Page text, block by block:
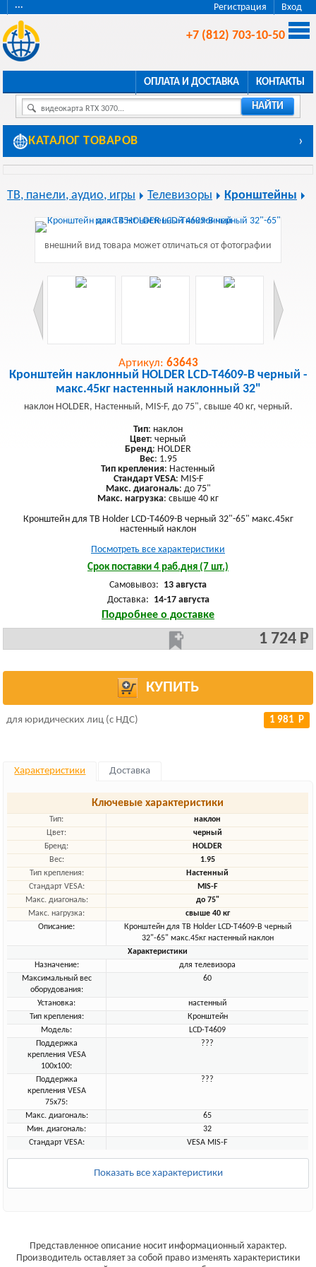
Регистрация Вход
···
+7 (812) 703-10-50
ОПЛАТА И ДОСТАВКА КОНТАКТЫ
видеокарта RTX 3070... НАЙТИ
КАТАЛОГ ТОВАРОВ ›
ТВ, панели, аудио, игры Телевизоры Кронштейны
внешний вид товара может отличаться от фотографии
Артикул: 63643
Кронштейн наклонный HOLDER LCD-T4609-B черный -
макс.45кг настенный наклонный 32"
наклон HOLDER, Настенный, MIS-F, до 75", свыше 40 кг, черный.
Тип: наклон
Цвет: черный
Бренд: HOLDER
Вес: 1.95
Тип крепления: Настенный
Стандарт VESA: MIS-F
Макс. диагональ: до 75"
Макс. нагрузка: свыше 40 кг
Кронштейн для ТВ Holder LCD-T4609-B черный 32"-65" макс.45кг
настенный наклон
Посмотреть все характеристики
Срок поставки 4 раб.дня (7 шт.)
Самовывоз: 13 августа
Доставка: 14-17 августа
Подробнее о доставке
1 724 Р
КУПИТЬ
для юридических лиц (с НДС) 1 981 Р
Характеристики Доставка
Ключевые характеристики
Тип:
наклон
Цвет:
черный
Бренд:
HOLDER
Вес:
1.95
Тип крепления:
Настенный
Стандарт VESA:
MIS-F
Макс. диагональ:
до 75"
Макс. нагрузка:
свыше 40 кг
Описание:
Кронштейн для ТВ Holder LCD-T4609-B черный
32"-65" макс.45кг настенный наклон
Характеристики
Назначение:
для телевизора
Максимальный вес
оборудования:
60
Установка:
настенный
Тип крепления:
Кронштейн
Модель:
LCD-T4609
Поддержка
крепления VESA
100х100:
???
Поддержка
крепления VESA
75х75:
???
Макс. диагональ:
65
Мин. диагональ:
32
Стандарт VESA:
VESA MIS-F
Показать все характеристики
Представленное описание носит информационный характер.
Производитель оставляет за собой право изменять характеристики